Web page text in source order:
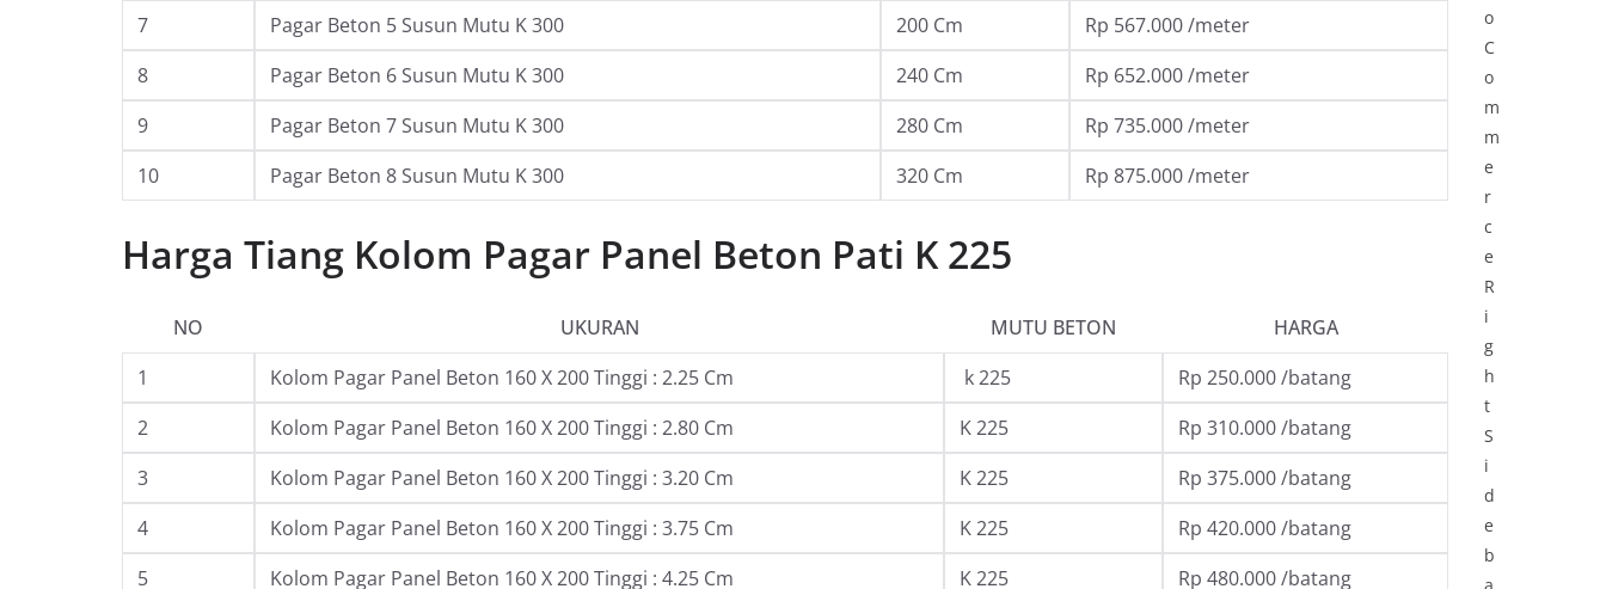
7
Pagar Beton 5 Susun Mutu K 300 200 Cm
Rp 567.000 /meter
8
Pagar Beton 6 Susun Mutu K 300 240 Cm
Rp 652.000 /meter
9
Pagar Beton 7 Susun Mutu K 300 280 Cm
Rp 735.000 /meter
10
Pagar Beton 8 Susun Mutu K 300 320 Cm Rp 875.000 /meter
Harga Tiang Kolom Pagar Panel Beton Pati K 225
NO UKURAN MUTU BETON
HARGA
1
Kolom Pagar Panel Beton 160 X 200 Tinggi : 2.25 Cm k 225
Rp 250.000 /batang
2
Kolom Pagar Panel Beton 160 X 200 Tinggi : 2.80 Cm K 225
Rp 310.000 /batang
3
Kolom Pagar Panel Beton 160 X 200 Tinggi : 3.20 Cm K 225
Rp 375.000 /batang
4
Kolom Pagar Panel Beton 160 X 200 Tinggi : 3.75 Cm K 225
Rp 420.000 /batang
5
Kolom Pagar Panel Beton 160 X 200 Tinggi : 4.25 Cm K 225
Rp 480.000 /batang
o
C
o
m
m
e
r
c
e
R
i
g
h
t
S
i
d
e
b